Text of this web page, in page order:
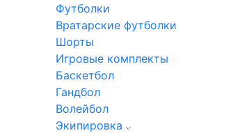
Футболки
Вратарские футболки
Шорты
Игровые комплекты
Баскетбол
Гандбол
Волейбол
Экипировка